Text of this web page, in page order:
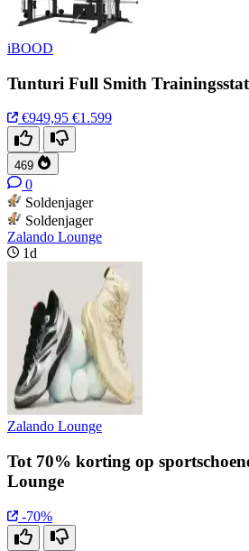
iBOOD
Tunturi Full Smith
€949,95 €1.599
469
0
Soldenjager
Soldenjager
Zalando Lounge
1d
Zalando Lounge
Tot 70% korting op
Lounge
-70%